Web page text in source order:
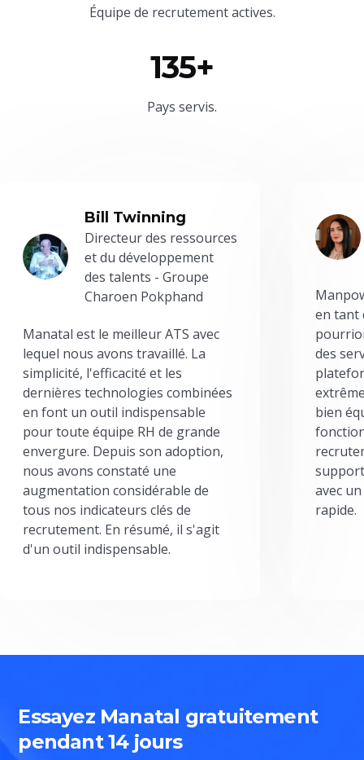
Équipe de recrutement actives.
135+
Pays servis.
Bill Twinning
Directeur des ressources
et du développement
des talents - Groupe
Charoen Pokphand
Manatal est le meilleur ATS avec
lequel nous avons travaillé. La
simplicité, l'efficacité et les
dernières technologies combinées
en font un outil indispensable
pour toute équipe RH de grande
envergure. Depuis son adoption,
nous avons constaté une
augmentation considérable de
tous nos indicateurs clés de
recrutement. En résumé, il s'agit
d'un outil indispensable.
en tant
des
bien
avec
rapide.
Essayez Manatal gratuitement
pendant 14 jours